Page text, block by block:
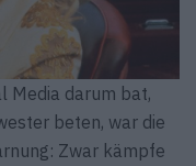
Media darum bat,
beten, war die
Zwar kämpfe